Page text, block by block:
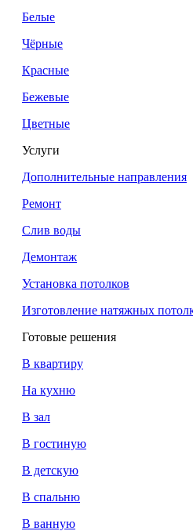
Белые
Чёрные
Красные
Бежевые
Цветные
Услуги
Дополнительные направления
Ремонт
Слив воды
Демонтаж
Установка потолков
Изготовление натяжных
Готовые решения
В квартиру
На кухню
В зал
В гостиную
В детскую
В спальню
В ванную